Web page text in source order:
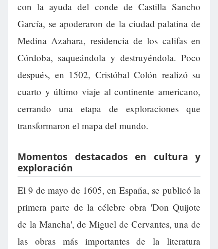
con la ayuda del conde de Castilla Sancho
García, se apoderaron de la ciudad palatina de
Medina Azahara, residencia de los califas en
Córdoba, saqueándola y destruyéndola. Poco
después, en 1502, Cristóbal Colón realizó su
cuarto y último viaje al continente americano,
cerrando una etapa de exploraciones que
transformaron el mapa del mundo.
Momentos destacados en cultura y
exploración
El 9 de mayo de 1605, en España, se publicó la
primera parte de la célebre obra 'Don Quijote
de la Mancha', de Miguel de Cervantes, una de
las obras más importantes de la literatura